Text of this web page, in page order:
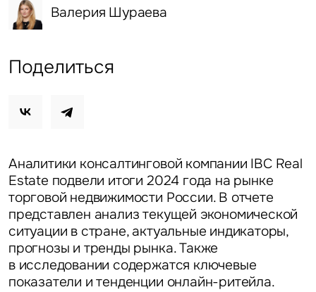
Валерия Шураева
Поделиться
Аналитики консалтинговой компании IBC Real
Estate подвели итоги 2024 года на рынке
торговой недвижимости России. В отчете
представлен анализ текущей экономической
ситуации в стране, актуальные индикаторы,
прогнозы и тренды рынка. Также
в исследовании содержатся ключевые
показатели и тенденции онлайн-ритейла.